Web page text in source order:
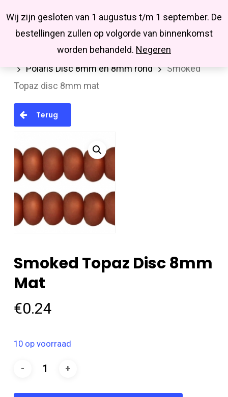
Wij zijn gesloten van 1 augustus t/m 1 september. De
bestellingen zullen op volgorde van binnenkomst
worden behandeld. Negeren
main
Missbluesieraden
searchaccount
Kralen en kralenmixen
Polaris kralen
Polaris Disc 8mm en 8mm rond
Smoked
Topaz disc 8mm mat
Terug
Smoked Topaz Disc 8mm
Mat
€0.24
10 op voorraad
Close